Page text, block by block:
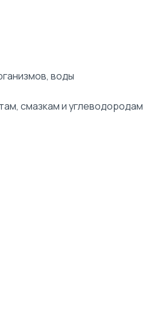
воды
смазкам и углеводородам